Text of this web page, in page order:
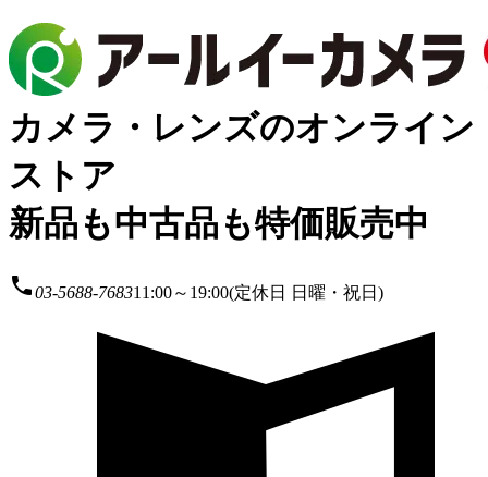
カメラ・レンズのオンライン
ストア
新品も中古品も特価販売中
local_phone03-5688-768311:00～19:00(定休日 日曜・祝日)